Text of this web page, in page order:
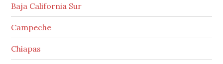
Baja California Sur
Campeche
Chiapas